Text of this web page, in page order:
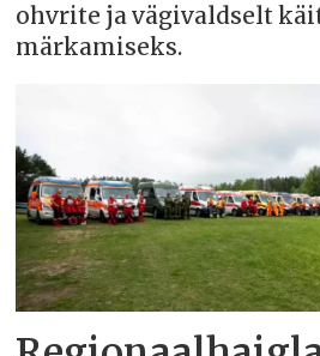
ohvrite ja vägivaldselt
märkamiseks.